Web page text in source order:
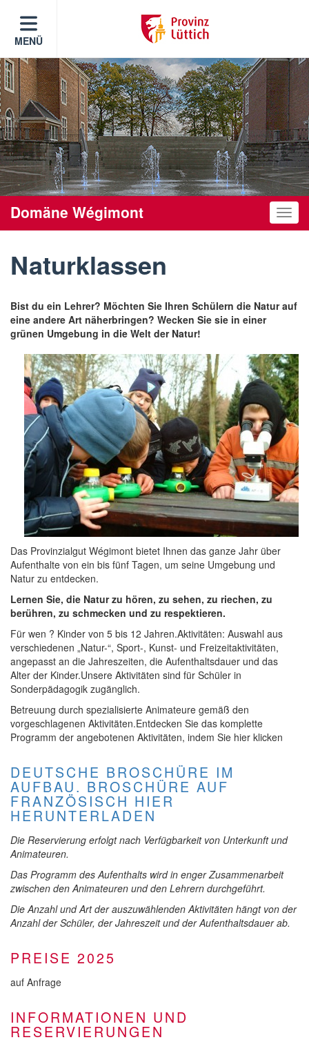
MENÜ
Domäne Wégimont
Naturklassen
Bist du ein Lehrer? Möchten Sie Ihren Schülern die Natur auf
eine andere Art näherbringen? Wecken Sie sie in einer
grünen Umgebung in die Welt der Natur!
Das Provinzialgut Wégimont bietet Ihnen das ganze Jahr über
Aufenthalte von ein bis fünf Tagen, um seine Umgebung und
Natur zu entdecken.
Lernen Sie, die Natur zu hören, zu sehen, zu riechen, zu
berühren, zu schmecken und zu respektieren.
Für wen ? Kinder von 5 bis 12 Jahren.Aktivitäten: Auswahl aus
verschiedenen „Natur-“, Sport-, Kunst- und Freizeitaktivitäten,
angepasst an die Jahreszeiten, die Aufenthaltsdauer und das
Alter der Kinder.Unsere Aktivitäten sind für Schüler in
Sonderpädagogik zugänglich.
Betreuung durch spezialisierte Animateure gemäß den
vorgeschlagenen Aktivitäten.Entdecken Sie das komplette
Programm der angebotenen Aktivitäten, indem Sie hier klicken
DEUTSCHE BROSCHÜRE IM
AUFBAU. BROSCHÜRE AUF
FRANZÖSISCH HIER
HERUNTERLADEN
Die Reservierung erfolgt nach Verfügbarkeit von Unterkunft und
Animateuren.
Das Programm des Aufenthalts wird in enger Zusammenarbeit
zwischen den Animateuren und den Lehrern durchgeführt.
Die Anzahl und Art der auszuwählenden Aktivitäten hängt von der
Anzahl der Schüler, der Jahreszeit und der Aufenthaltsdauer ab.
PREISE 2025
auf Anfrage
INFORMATIONEN UND
RESERVIERUNGEN